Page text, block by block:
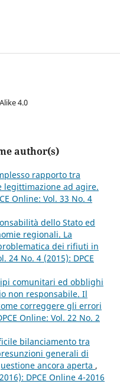
4.0
author(s)
rapporto tra
legittimazione ad agire.
Online: Vol. 33 No. 4
dello Stato ed
regionali. La
dei rifiuti in
24 No. 4 (2015): DPCE
comunitari ed obblighi
non responsabile. Il
correggere gli errori
Online: Vol. 22 No. 2
bilanciamento tra
generali di
ancora aperta ,
DPCE Online 4-2016